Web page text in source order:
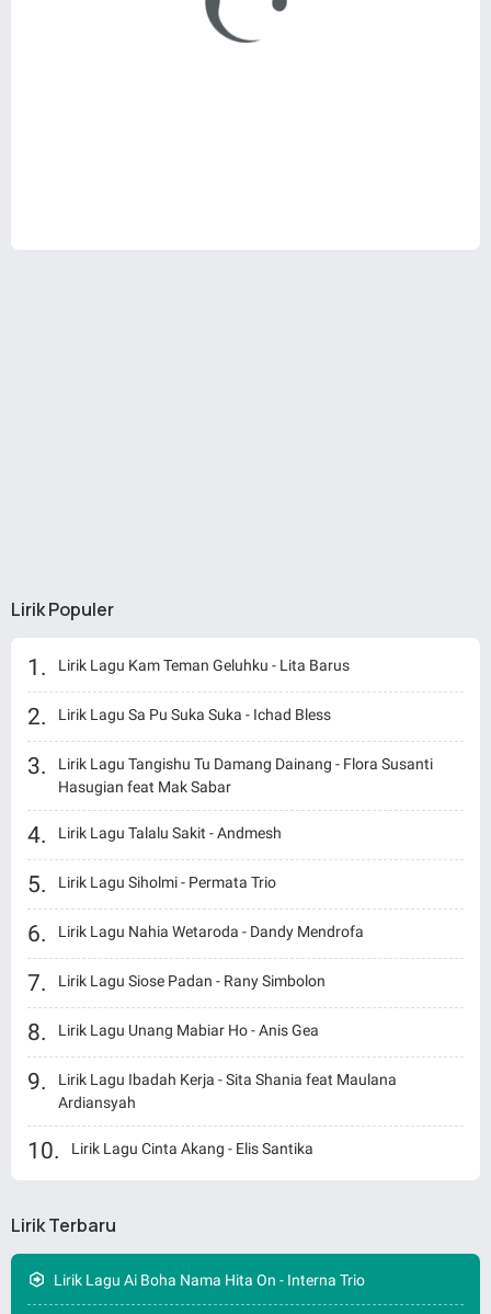
Lirik Populer
Lirik Lagu Kam Teman Geluhku - Lita Barus
Lirik Lagu Sa Pu Suka Suka - Ichad Bless
Lirik Lagu Tangishu Tu Damang Dainang - Flora Susanti
Hasugian feat Mak Sabar
Lirik Lagu Talalu Sakit - Andmesh
Lirik Lagu Siholmi - Permata Trio
Lirik Lagu Nahia Wetaroda - Dandy Mendrofa
Lirik Lagu Siose Padan - Rany Simbolon
Lirik Lagu Unang Mabiar Ho - Anis Gea
Lirik Lagu Ibadah Kerja - Sita Shania feat Maulana
Ardiansyah
Lirik Lagu Cinta Akang - Elis Santika
Lirik Terbaru
Lirik Lagu Ai Boha Nama Hita On - Interna Trio